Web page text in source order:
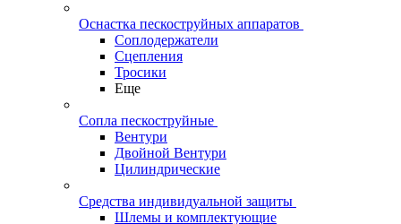
Оснастка пескоструйных аппаратов
Соплодержатели
Сцепления
Тросики
Еще
Сопла пескоструйные
Вентури
Двойной Вентури
Цилиндрические
Средства индивидуальной защиты
Шлемы и комплектующие